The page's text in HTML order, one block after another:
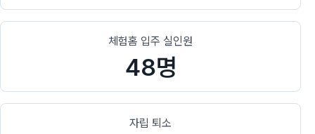
체험홈 입주 실인원
48명
자립 퇴소